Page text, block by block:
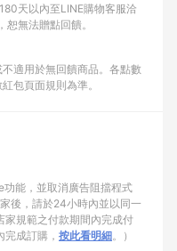
天以內至LINE購物客服洽
無法贈點回饋。
適用於無回饋商品。各點數
包頁面規則為準。
能，並取消廣告阻擋程式
後，請於24小時內並以同一
家規範之付款期間內完成付
成訂購， 按此看明細。）